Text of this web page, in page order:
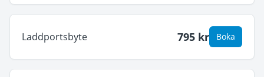
Laddportsbyte 795 kr Boka